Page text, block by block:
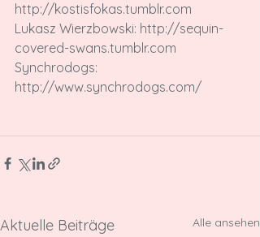
http://kostisfokas.tumblr.com
Lukasz Wierzbowski: http://sequin-
covered-swans.tumblr.com
Synchrodogs:
http://www.synchrodogs.com/
Aktuelle Beiträge Alle ansehen